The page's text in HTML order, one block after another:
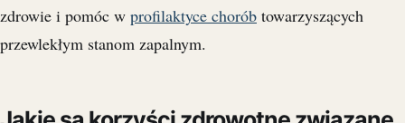
zdrowie i pomóc w profilaktyce chorób towarzyszących
przewlekłym stanom zapalnym.